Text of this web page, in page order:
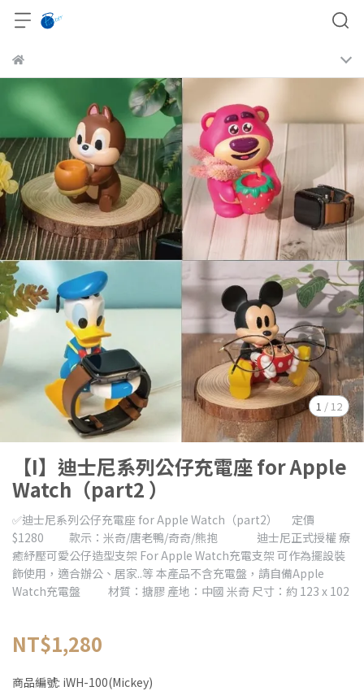
1 / 12
【I】迪士尼系列公仔充電座 for Apple
Watch（part2 ）
✅迪士尼系列公仔充電座 for Apple Watch（part2） 定價
$1280 款示：米奇/唐老鴨/奇奇/熊抱 迪士尼正式授權 療
癒紓壓可愛公仔造型支架 For Apple Watch充電支架 可作為擺設裝
飾使用，適合辦公、居家..等 本產品不含充電盤，請自備Apple
Watch充電盤 材質：搪膠 產地：中國 米奇 尺寸：約 123 x 102
NT$1,280
商品編號: iWH-100(Mickey)